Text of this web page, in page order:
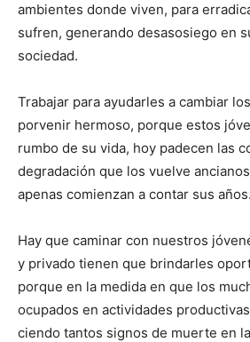
ambientes donde viven, para
sufren, generando desaso­siego en
sociedad.
Trabajar para ayudarles a cambiar
porvenir hermoso, porque estos
rumbo de su vida, hoy padecen las
degra­da­ción que los vuelve
apenas comienzan a contar sus años.
Hay que caminar con nuestros
y privado tie­nen que brindarles
por­que en la medida en que los
ocupados en actividades
ciendo tantos signos de muerte en